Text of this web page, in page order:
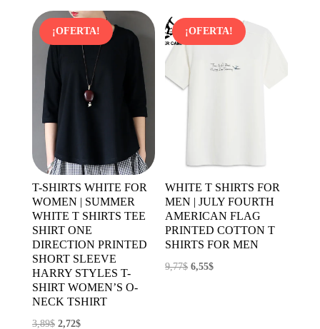
¡OFERTA!
T-SHIRTS WHITE FOR
WOMEN | SUMMER
WHITE T SHIRTS TEE
SHIRT ONE
DIRECTION PRINTED
SHORT SLEEVE
HARRY STYLES T-
SHIRT WOMEN’S O-
NECK TSHIRT
3,89$ El
2,72$El
¡OFERTA!
WHITE T SHIRTS FOR
MEN | JULY FOURTH
AMERICAN FLAG
PRINTED COTTON T
SHIRTS FOR MEN
9,77$ El
6,55$El